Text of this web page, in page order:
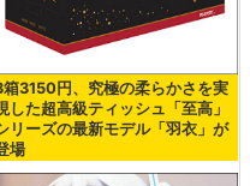
箱3150円、究極の柔らかさを実
した超高級ティッシュ「至高」
リーズの最新モデル「羽衣」が
場